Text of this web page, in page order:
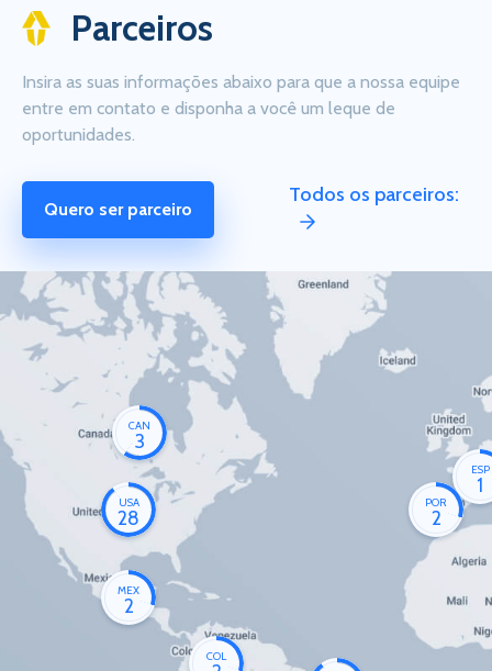
Parceiros
Insira as suas informações abaixo para que a nossa equipe
entre em contato e disponha a você um leque de
oportunidades.
Quero ser parceiro
Todos os parceiros:
CAN
3
USA
28
MEX
2
COL
POR
2
ESP
1